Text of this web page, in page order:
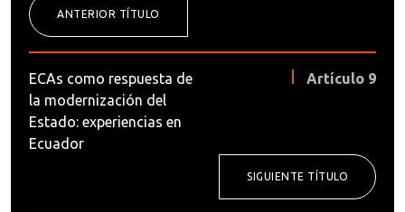
ANTERIOR TÍTULO
ECAs como respuesta de
la modernización del
Estado: experiencias en
Ecuador
Artículo 9
SIGUIENTE TÍTULO